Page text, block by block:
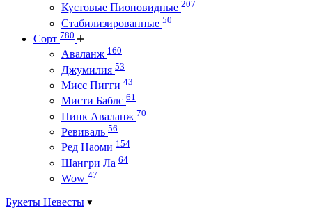
Кустовые Пионовидные 207
Стабилизированные 50
Сорт 780
Аваланж 160
Джумилия 53
Мисс Пигги 43
Мисти Баблс 61
Пинк Аваланж 70
Ревиваль 56
Ред Наоми 154
Шангри Ла 64
Wow 47
Букеты Невесты